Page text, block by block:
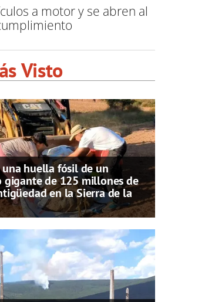
a motor y se abren al
Visto
una huella fósil de un
gigante de 125 millones de
en la Sierra de la